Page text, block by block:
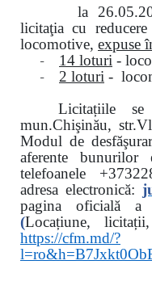
la
licitaţia cu
locomotive, expuse
- 14 loturi -
- 2 loturi -
Licitațiile se
mun.Chişinău,
Modul de
aferente
telefoanele
adresa electronică:
pagina oficială a
(Locațiune,
https://cfm.md/?